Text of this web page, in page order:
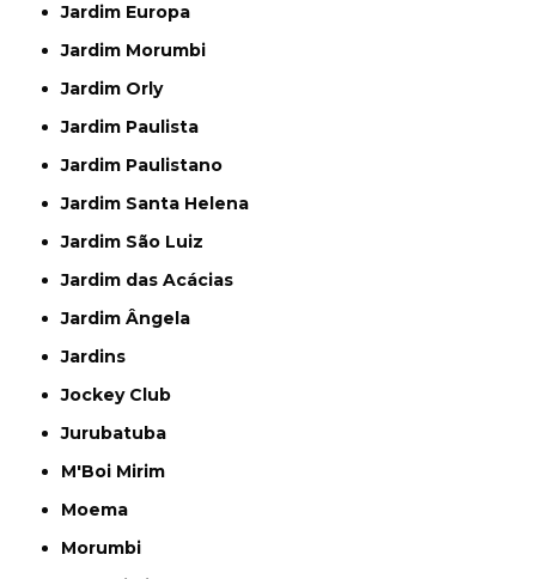
Jardim Europa
Jardim Morumbi
Jardim Orly
Jardim Paulista
Jardim Paulistano
Jardim Santa Helena
Jardim São Luiz
Jardim das Acácias
Jardim Ângela
Jardins
Jockey Club
Jurubatuba
M'Boi Mirim
Moema
Morumbi